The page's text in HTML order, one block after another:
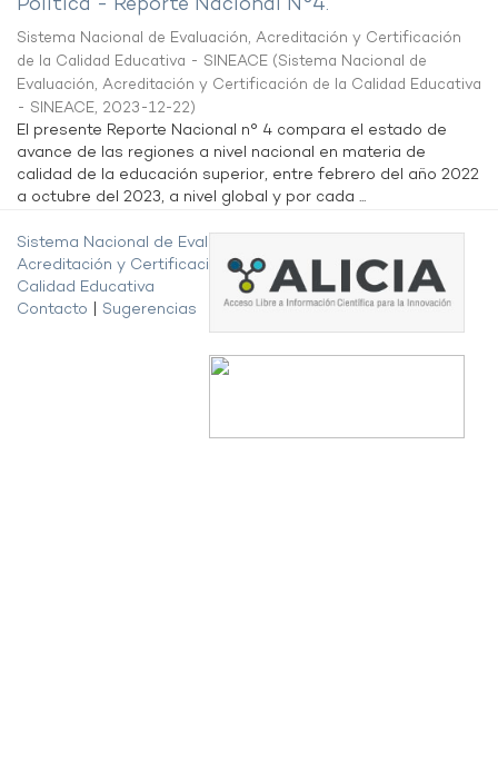
Sistema Nacional de Evaluación, Acreditación y Certificación
de la Calidad Educativa - SINEACE (Sistema Nacional de
Evaluación, Acreditación y Certificación de la Calidad Educativa
- SINEACE, 2023-12-22)
El presente Reporte Nacional n° 4 compara el estado de
avance de las regiones a nivel nacional en materia de
calidad de la educación superior, entre febrero del año 2022
a octubre del 2023, a nivel global y por cada ...
Sistema Nacional de Evaluación,
Acreditación y Certificación de la
Calidad Educativa
Contacto
Sugerencias